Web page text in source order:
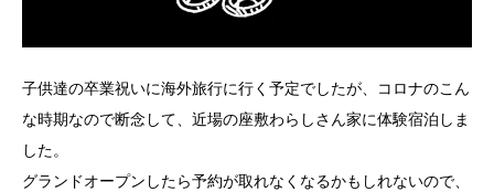
子供達の卒業祝いに海外旅行に行く予定でしたが、コロナのこん
な時期なので断念して、近場の座敷わらしさん家に体験宿泊しま
した。
グランドオープンしたら予約が取れなくなるかもしれないので、